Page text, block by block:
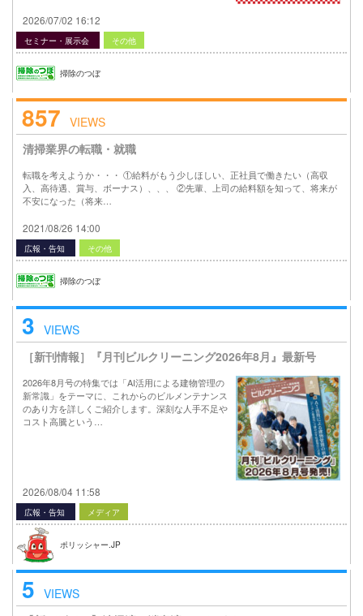
2026/07/02 16:12
セミナー・展示会 その他
掃除のつぼ
857 VIEWS
清掃業界の転職・就職
転職を考えようか・・・ ①給料がもう少しほしい、正社員で働きたい（高収
入、高待遇、賞与、ボーナス）、、、 ②先輩、上司の給料額を知って、将来が
不安になった（将来…
2021/08/26 14:00
広報・告知 その他
掃除のつぼ
3 VIEWS
［新刊情報］『月刊ビルクリーニング2026年8月』最新号
2026年8月号の特集では「AI活用による建物管理の
新常識」をテーマに、これからのビルメンテナンス
のあり方を詳しくご紹介します。深刻な人手不足や
コスト高騰という…
2026/08/04 11:58
広報・告知 メディア
ポリッシャー.JP
5 VIEWS